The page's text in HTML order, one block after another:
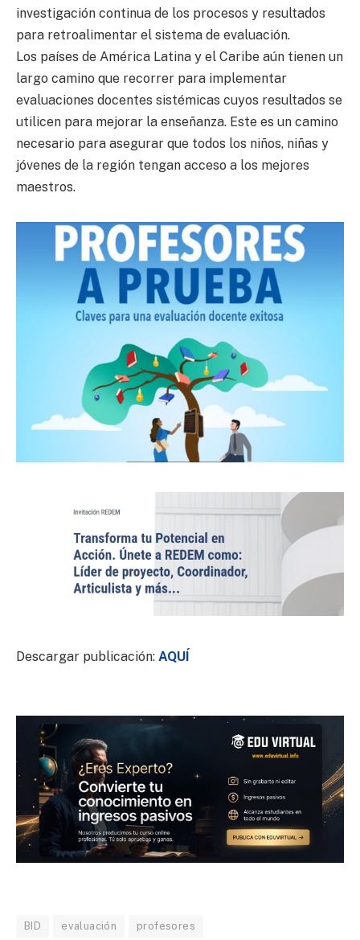
investigación continua de los procesos y resultados
para retroalimentar el sistema de evaluación.
Los países de América Latina y el Caribe aún tienen un
largo camino que recorrer para implementar
evaluaciones docentes sistémicas cuyos resultados se
utilicen para mejorar la enseñanza. Este es un camino
necesario para asegurar que todos los niños, niñas y
jóvenes de la región tengan acceso a los mejores
maestros.
Descargar publicación: AQUÍ
BID evaluación profesores